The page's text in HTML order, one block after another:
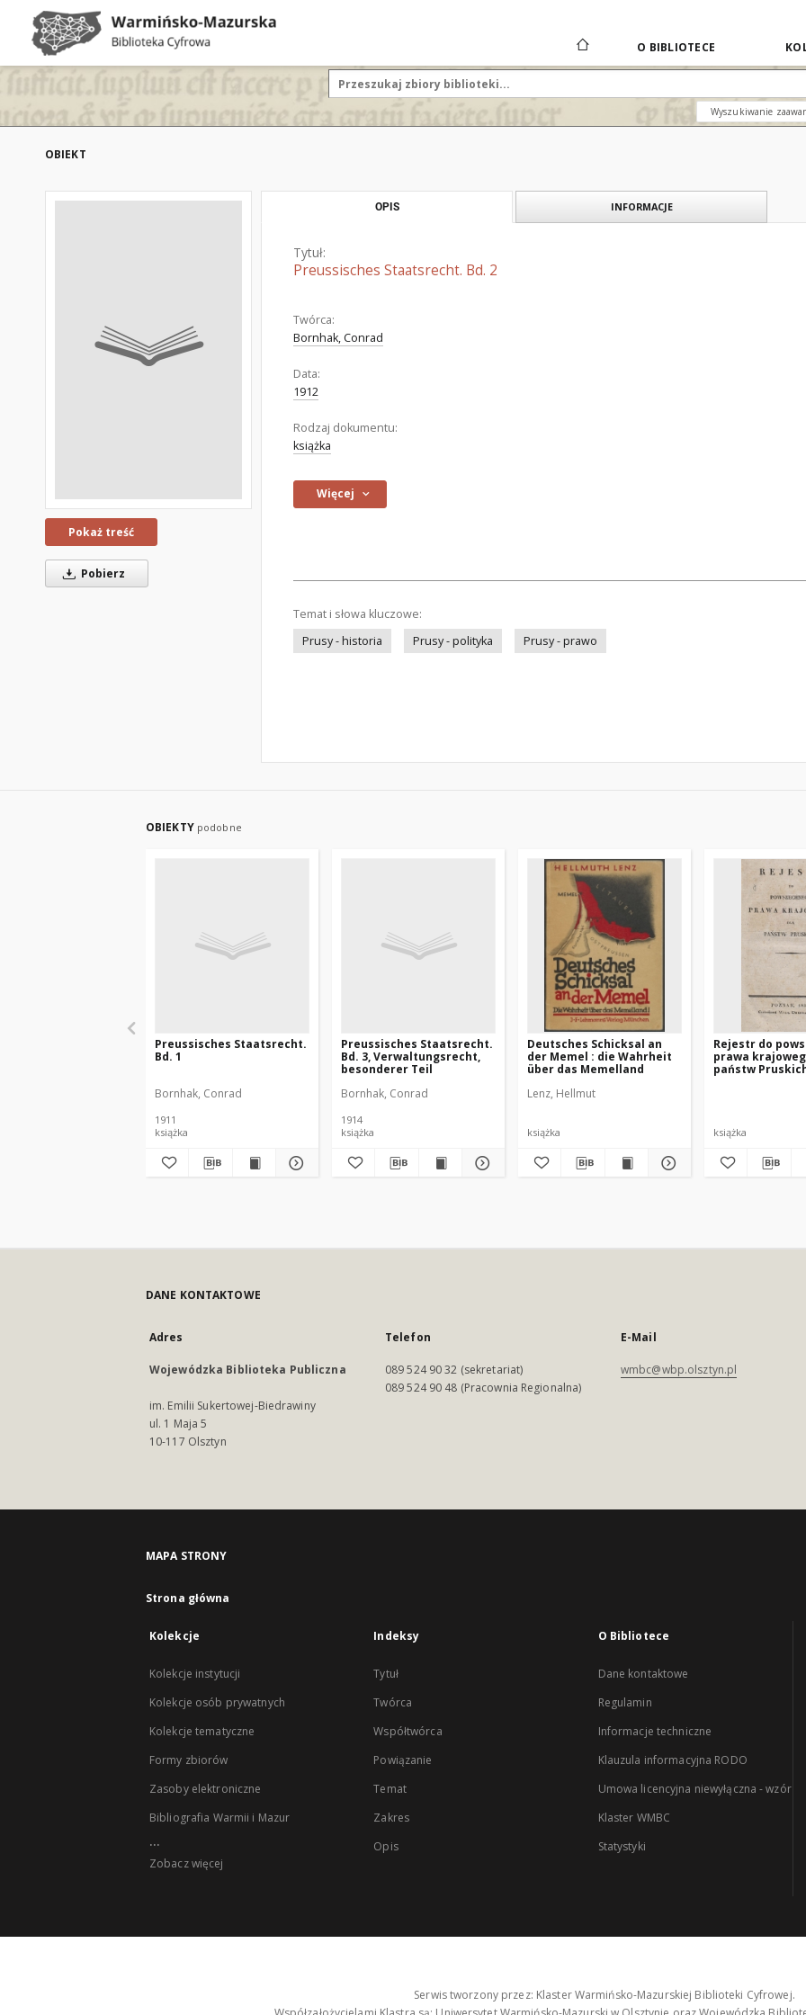
O BIBLIOTECE
Wyszukiwanie
OBIEKT
Pokaż treść
Pobierz
OPIS INFORMACJE
Tytuł:
Preussisches Staatsrecht. Bd. 2
Twórca:
Bornhak, Conrad
Data:
1912
Rodzaj dokumentu:
książka
Więcej
Temat i słowa kluczowe:
Prusy - historia
Prusy - polityka Prusy - prawo
OBIEKTY podobne
Preussisches Staatsrecht.
Bd. 1
Bornhak, Conrad
1911
książka
Preussisches Staatsrecht.
Bd. 3, Verwaltungsrecht,
besonderer Teil
Bornhak, Conrad
1914
książka
Deutsches Schicksal an
der Memel : die Wahrheit
über das Memelland
Lenz, Hellmut
książka
Rejestr do
prawa
państw
książka
DANE KONTAKTOWE
Adres
Wojewódzka Biblioteka Publiczna
im. Emilii Sukertowej-Biedrawiny
ul. 1 Maja 5
10-117 Olsztyn
Telefon
089 524 90 32 (sekretariat)
089 524 90 48 (Pracownia Regionalna)
E-Mail
wmbc@wbp.olsztyn.pl
MAPA STRONY
Strona główna
Kolekcje
Kolekcje instytucji
Kolekcje osób prywatnych
Kolekcje tematyczne
Formy zbiorów
Zasoby elektroniczne
Bibliografia Warmii i Mazur
...
Zobacz więcej
Indeksy
Tytuł
Twórca
Współtwórca
Powiązanie
Temat
Zakres
Opis
O Bibliotece
Dane kontaktowe
Regulamin
Informacje techniczne
Klauzula informacyjna RODO
Umowa licencyjna niewyłączna - wzór
Klaster WMBC
Statystyki
Serwis tworzony przez: Klaster Warmińsko-Mazurskiej Biblioteki Cyfrowej.